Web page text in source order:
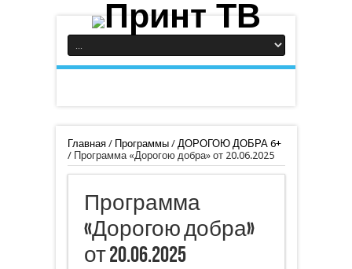
Главная/ Программы/ ДОРОГОЮ ДОБРА 6+
/ Программа «Дорогою добра» от 20.06.2025
Программа
«Дорогою добра»
от 20.06.2025